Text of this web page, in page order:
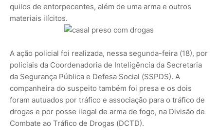
quilos de entorpecentes, além de uma arma e outros
materiais ilícitos.
A ação policial foi realizada, nessa segunda-feira (18), por
policiais da Coordenadoria de Inteligência da Secretaria
da Segurança Pública e Defesa Social (SSPDS). A
companheira do suspeito também foi presa e os dois
foram autuados por tráfico e associação para o tráfico de
drogas e por posse ilegal de arma de fogo, na Divisão de
Combate ao Tráfico de Drogas (DCTD).